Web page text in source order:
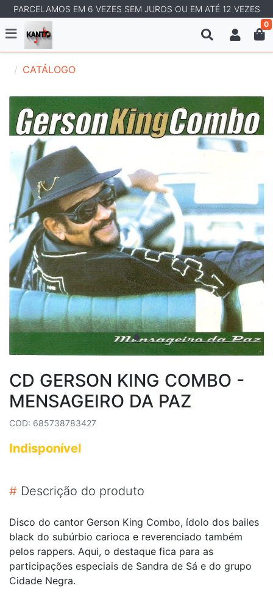
PARCELAMOS EM 6 VEZES SEM JUROS OU EM ATÉ 12 VEZES
0
CATÁLOGO
CD GERSON KING COMBO -
MENSAGEIRO DA PAZ
COD: 685738783427
Indisponível
# Descrição do produto
Disco do cantor Gerson King Combo, ídolo dos bailes
black do subúrbio carioca e reverenciado também
pelos rappers. Aqui, o destaque fica para as
participações especiais de Sandra de Sá e do grupo
Cidade Negra.